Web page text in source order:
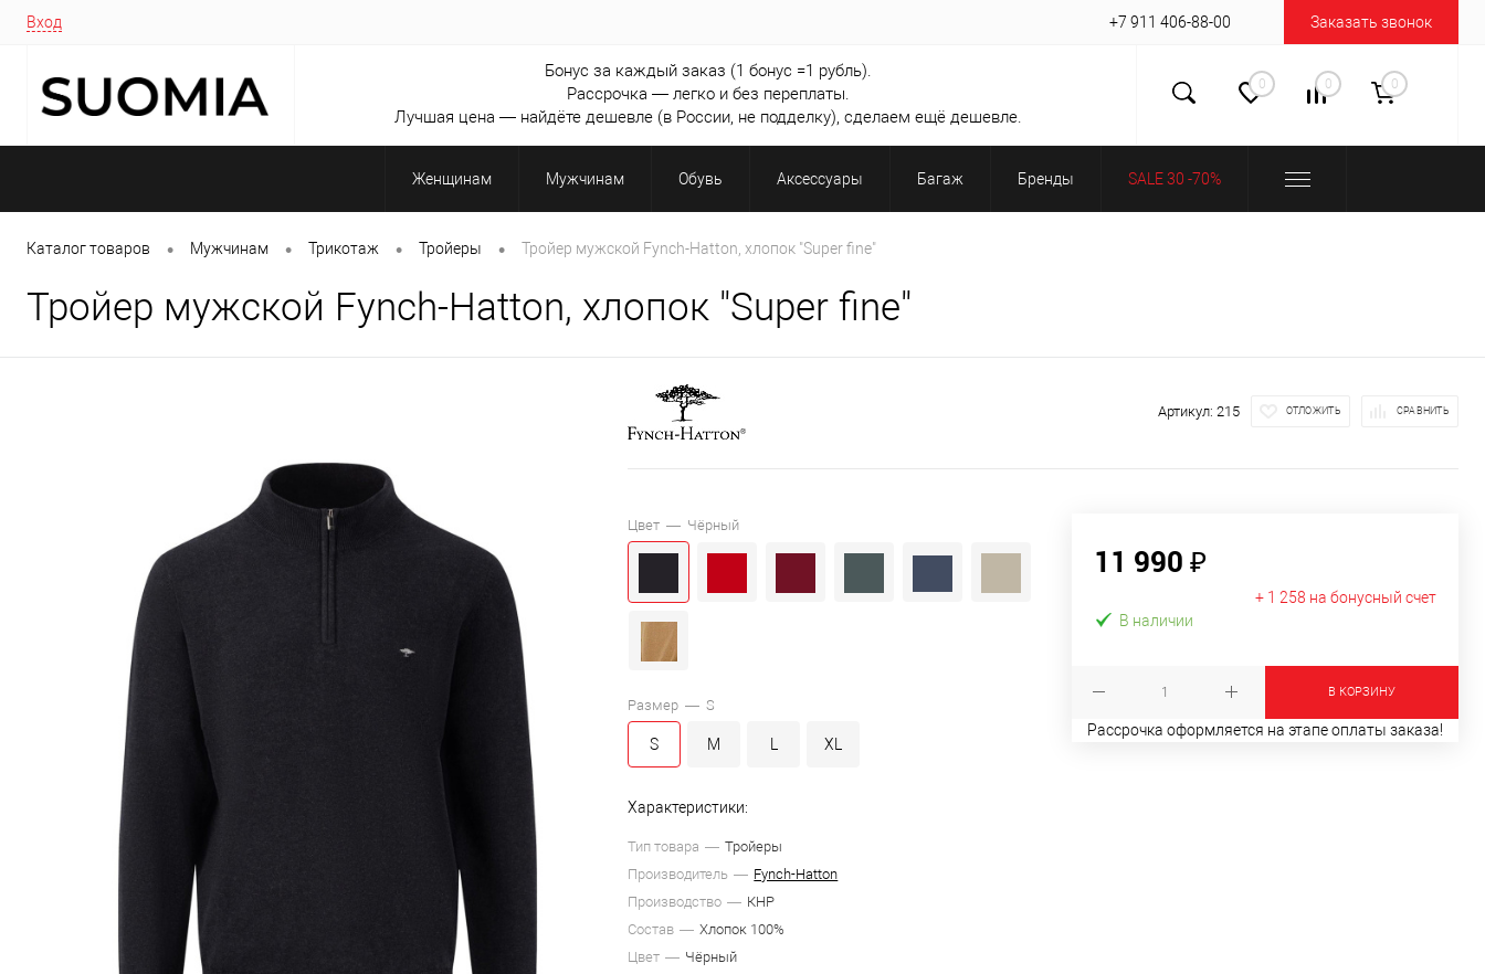
Вход +7 911 406-88-00 Заказать звонок
Бонус за каждый заказ (1 бонус =1 рубль).
Рассрочка — легко и без переплаты.
Лучшая цена — найдёте дешевле (в России, не подделку), сделаем ещё дешевле.
0 0 0
Женщинам Мужчинам Обувь Аксессуары Багаж Бренды SALE 30 -70%
Каталог товаров • Мужчинам • Трикотаж • Тройеры • Тройер мужской Fynch-Hatton, хлопок "Super fine"
Тройер мужской Fynch-Hatton, хлопок "Super fine"
Артикул: 215 ОТЛОЖИТЬ СРАВНИТЬ
Цвет — Чёрный
Размер —S
S M XL
Характеристики:
Тип товара
Тройеры
Производитель
Fynch-Hatton
Производство
КНР
Состав
Хлопок 100%
Цвет
Чёрный
11 990 ₽
+ 1 258 на бонусный счет
В наличии
В КОРЗИНУ
Рассрочка оформляется на этапе оплаты заказа!